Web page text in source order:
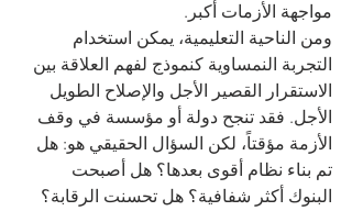
مواجهة الأزمات أكبر.
ومن الناحية التعليمية، يمكن استخدام
التجربة النمساوية كنموذج لفهم العلاقة بين
الاستقرار القصير الأجل والإصلاح الطويل
الأجل. فقد تنجح دولة أو مؤسسة في وقف
الأزمة مؤقتاً، لكن السؤال الحقيقي هو: هل
تم بناء نظام أقوى بعدها؟ هل أصبحت
البنوك أكثر شفافية؟ هل تحسنت الرقابة؟